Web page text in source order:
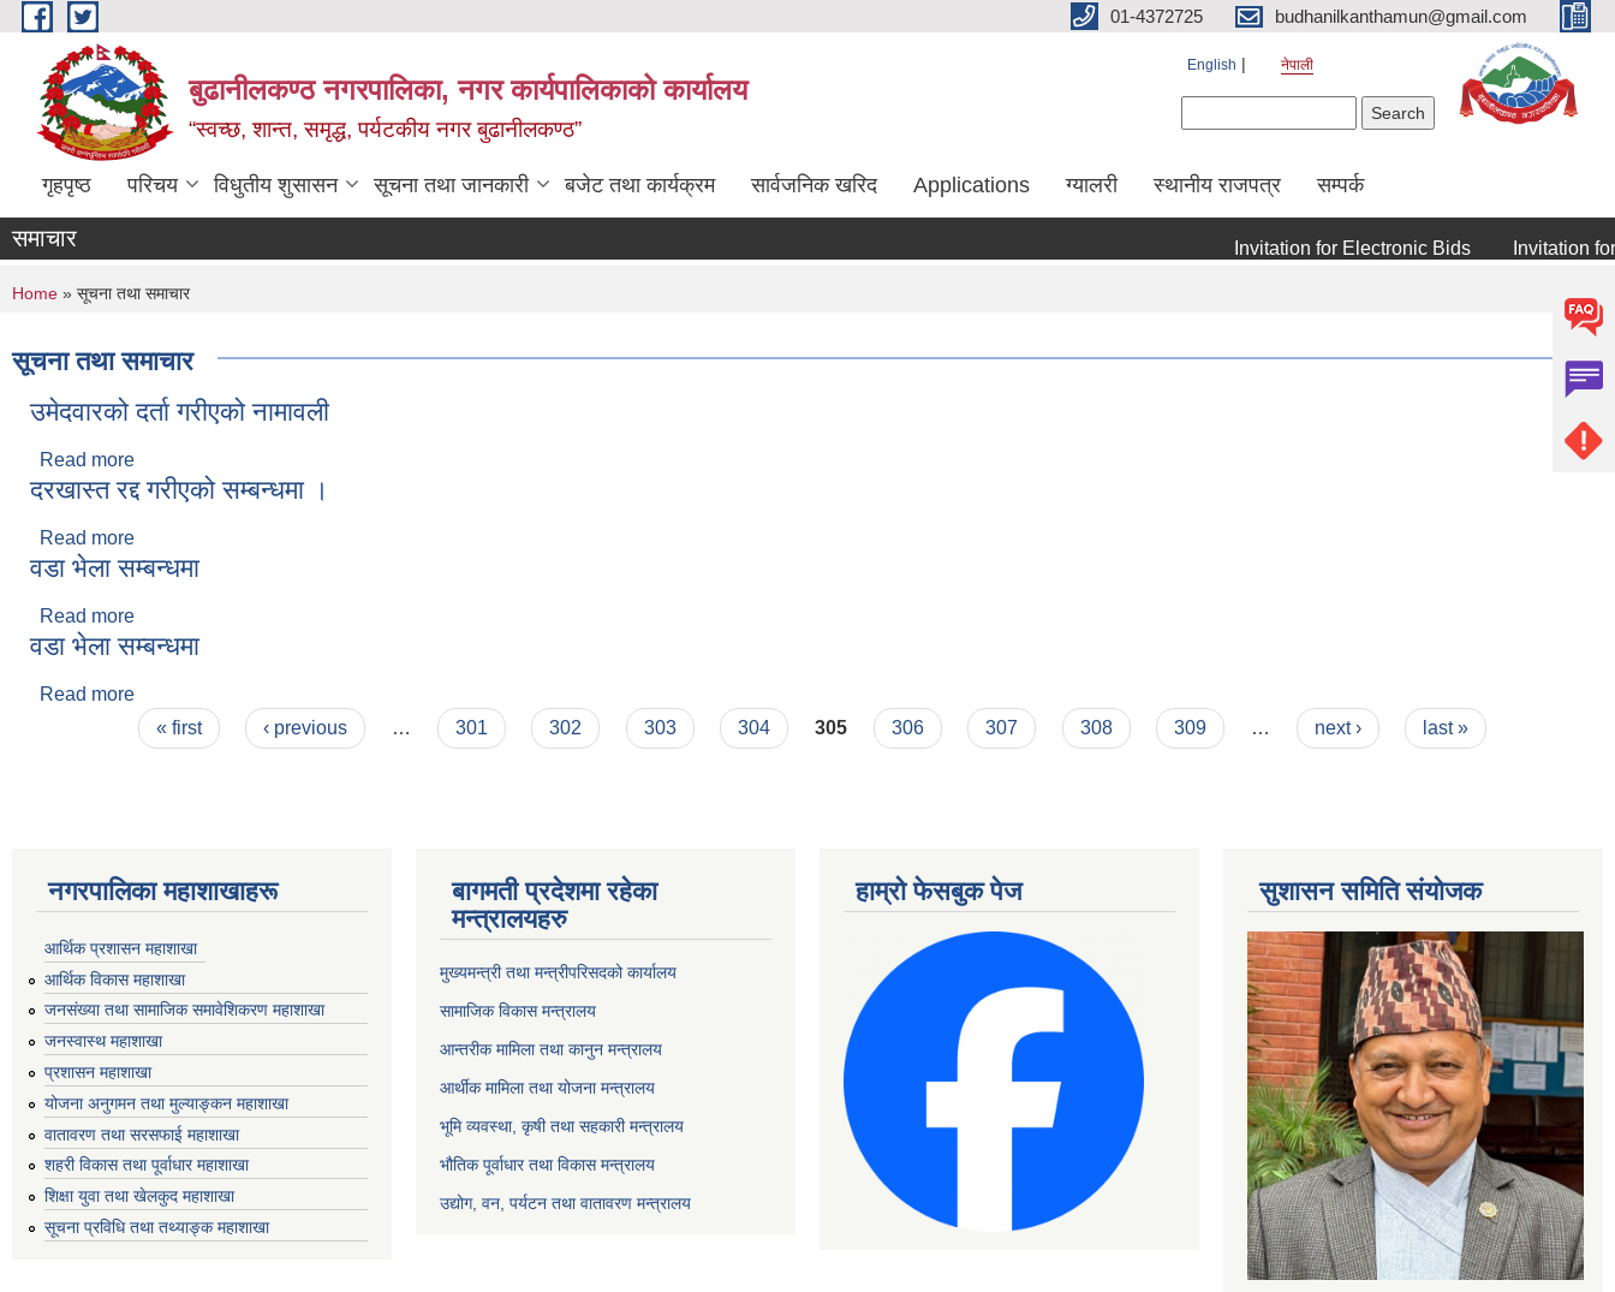
Skip to main content 01-4372725 budhanilkanthamun@gmail.com
बुढानीलकण्ठ नगरपालिका, नगर कार्यपालिकाको कार्यालय
“स्वच्छ, शान्त, समृद्ध, पर्यटकीय नगर बुढानीलकण्ठ”
English नेपाली
गृहपृष्ठ परिचय विधुतीय शुसासन सूचना तथा जानकारी बजेट तथा कार्यक्रम सार्वजनिक खरिद Applications ग्यालरी स्थानीय राजपत्र सम्पर्क
समाचार Invitation for Electronic Bids Invitation for
You are here
Home » सूचना तथा समाचार
सूचना तथा समाचार
उमेदवारको दर्ता गरीएको नामावली
Read more
दरखास्त रद्द गरीएको सम्बन्धमा ।
Read more
वडा भेला सम्बन्धमा
Read more
वडा भेला सम्बन्धमा
Read more
« first ‹ previous … 301 302 303 304 305 306 307 308 309 … next › last »
नगरपालिका महाशाखाहरू
आर्थिक प्रशासन महाशाखा
आर्थिक विकास महाशाखा
जनसंख्या तथा सामाजिक समावेशिकरण महाशाखा
जनस्वास्थ महाशाखा
प्रशासन महाशाखा
योजना अनुगमन तथा मुल्याङ्कन महाशाखा
वातावरण तथा सरसफाई महाशाखा
शहरी विकास तथा पूर्वाधार महाशाखा
शिक्षा युवा तथा खेलकुद महाशाखा
सूचना प्रविधि तथा तथ्याङ्क महाशाखा
बागमती प्रदेशमा रहेका
मन्त्रालयहरु
मुख्यमन्त्री तथा मन्त्रीपरिसदको कार्यालय
सामाजिक विकास मन्त्रालय
आन्तरीक मामिला तथा कानुन मन्त्रालय
आर्थीक मामिला तथा योजना मन्त्रालय
भूमि व्यवस्था, कृषी तथा सहकारी मन्त्रालय
भौतिक पूर्वाधार तथा विकास मन्त्रालय
उद्योग, वन, पर्यटन तथा वातावरण मन्त्रालय
हाम्रो फेसबुक पेज सुशासन समिति संयोजक